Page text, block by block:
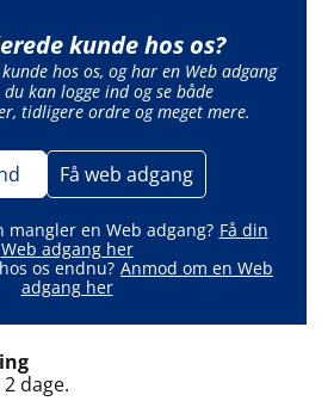
kunde hos os?
hos os, og har en Web adgang
kan logge ind og se både
tidligere ordre og meget mere.
Få web adgang
mangler en Web adgang? Få din
Web adgang her
os endnu? Anmod om en Web
adgang her
dage.